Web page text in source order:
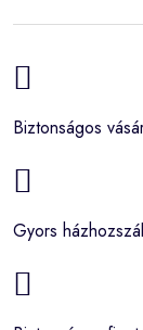
Biztonságos
Gyors